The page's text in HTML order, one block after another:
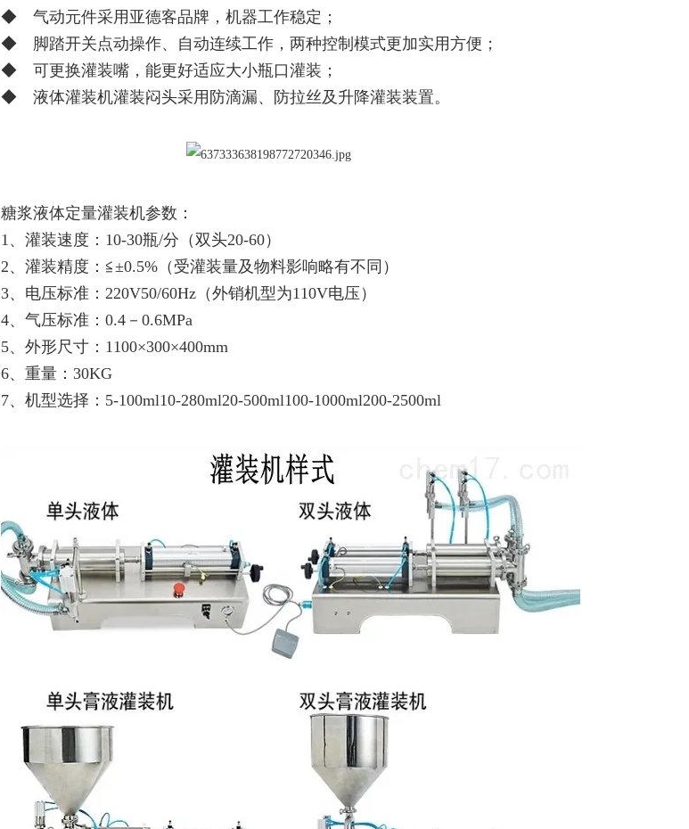
◆ 气动元件采用亚德客品牌，机器工作稳定；
◆ 脚踏开关点动操作、自动连续工作，两种控制模式更加实用方便；
◆ 可更换灌装嘴，能更好适应大小瓶口灌装；
◆ 液体灌装机灌装闷头采用防滴漏、防拉丝及升降灌装装置。
糖浆液体定量灌装机参数：
1、灌装速度：10-30瓶/分（双头20-60）
2、灌装精度：≦±0.5%（受灌装量及物料影响略有不同）
3、电压标准：220V50/60Hz（外销机型为110V电压）
4、气压标准：0.4－0.6MPa
5、外形尺寸：1100×300×400mm
6、重量：30KG
7、机型选择：5-100ml10-280ml20-500ml100-1000ml200-2500ml